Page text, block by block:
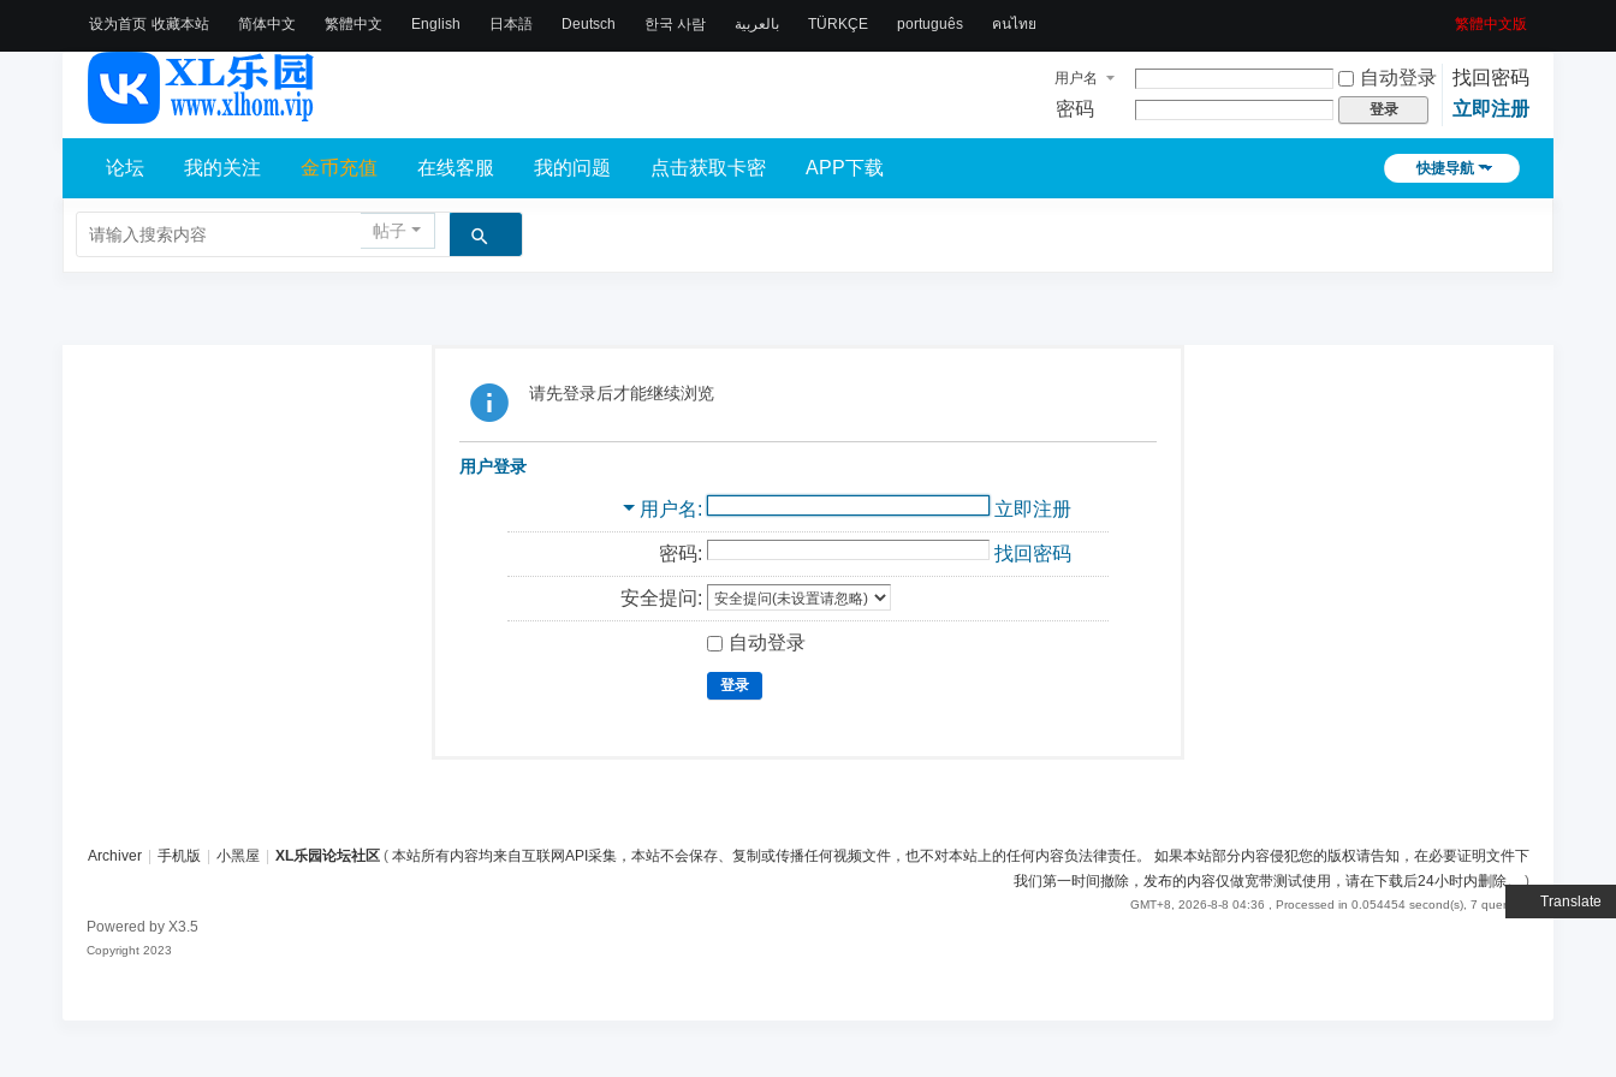
设为首页 收藏本站
Translate
简体中文 繁體中文 English 日本語 Deutsch 한국 사람 بالعربية TÜRKÇE português คนไทย 繁體中文版
用户名 自动登录
找回密码
密码
登录 立即注册
快捷导航
论坛 我的关注 金币充值 在线客服 我的问题 点击获取卡密 APP下载
帖子
请先登录后才能继续浏览
用户登录
用户名 立即注册
密码: 找回密码
安全提问:
自动登录
登录
Archiver 手机版 小黑屋 XL乐园论坛社区 ( 本站所有内容均来自互联网API采集，本站不会保存、复制或传播任何视频文件，也不对本站上的任何内容负法律责任。 如果本站部分内容侵犯您的版权请告知，在必要证明文件下
我们第一时间撤除，发布的内容仅做宽带测试使用，请在下载后24小时内删除。)
GMT+8, 2026-8-8 04:36 , Processed in 0.054454 second(s), 7 queries .
Powered by X3.5
Copyright 2023